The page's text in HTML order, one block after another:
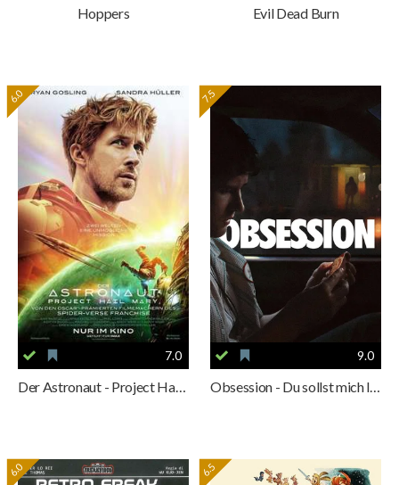
Hoppers Evil Dead Burn
6.0
7.0
Der Astronaut - Project Hail Mary
7.5
9.0
Obsession - Du sollst mich lieben
6.0 6.5